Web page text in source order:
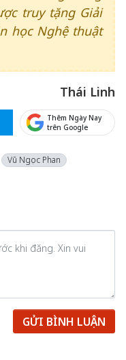
truy tặng Giải
học Nghệ thuật
Thái Linh
Thêm Ngày Nay
trên Google
Vũ Ngọc Phan
GỬI BÌNH LUẬN